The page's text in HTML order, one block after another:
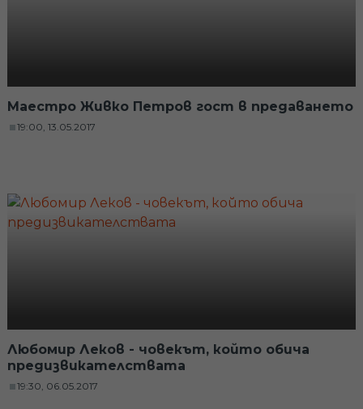
Маестро Живко Петров гост в предаването
19:00, 13.05.2017
Любомир Леков - човекът, който обича
предизвикателствата
19:30, 06.05.2017